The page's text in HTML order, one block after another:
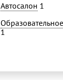
Автосалон 1
1